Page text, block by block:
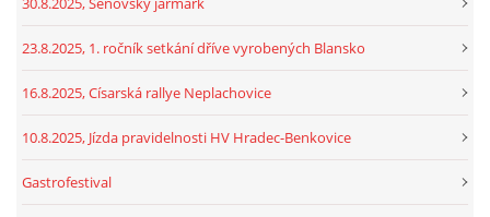
23.8.2025, 1. ročník setkání dříve vyrobených Blansko
16.8.2025, Císarská rallye Neplachovice
10.8.2025, Jízda pravidelnosti HV Hradec-Benkovice
Gastrofestival